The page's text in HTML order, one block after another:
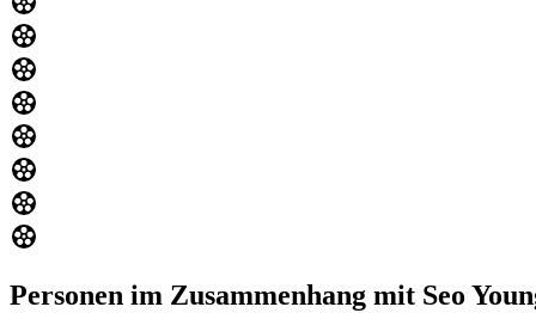
Personen im Zusammenhang mit Seo